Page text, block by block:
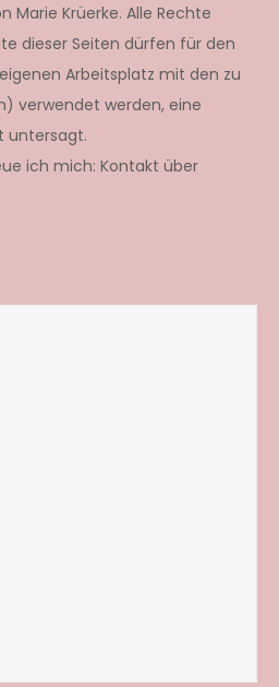
Marie Krüerke. Alle Rechte
dieser Seiten dürfen für den
Arbeitsplatz mit den zu
verwendet werden, eine
untersagt.
ich mich: Kontakt über